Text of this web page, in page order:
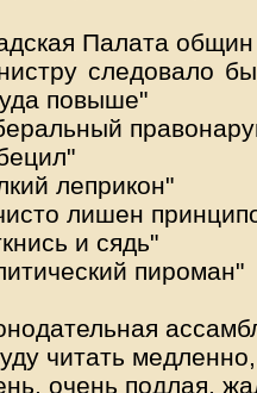
Палата общин
следовало
повыше"
леприкон"
лишен
и сядь"
пироман"
читать
очень подлая,